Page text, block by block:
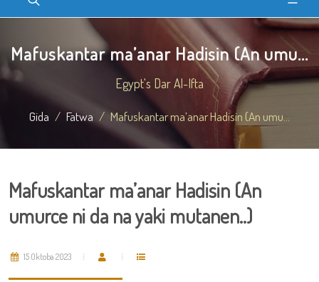
Mafuskantar ma’anar Hadisin (An umu...
Egypt's Dar Al-Ifta
Gida Fatwa Mafuskantar ma’anar Hadisin (An umu...
Mafuskantar ma’anar Hadisin (An
umurce ni da na yaki mutanen..)
15 Oktoba 2023